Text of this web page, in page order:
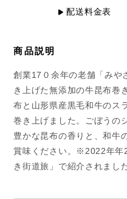
配送料金表
商品説明
創業17０余年の老舗「みや
き上げた無添加の牛昆布巻
布と山形県産黒毛和牛のス
巻き上げました。ごぼうの
豊かな昆布の香りと、和牛
賞味ください。※2022年年
き街道旅」で紹介されました